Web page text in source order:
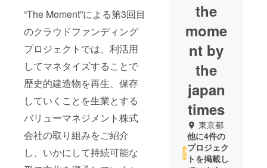
“The Moment”による第3回目
のクラウドファンディング
プロジェクトでは、利活用
してマネタイズすることで
歴史的建造物を再生、保存
していくことを生業とする
バリューマネジメント株式
会社の取り組みをご紹介
し、いかにして持続可能な
the
mome
nt by
the
japan
times
東京都
他に4件の
プロジェク
トを掲載し